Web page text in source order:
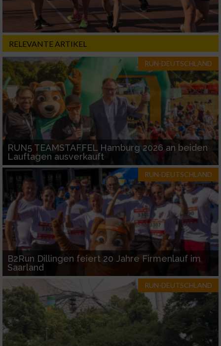
RELEVANTE ARTIKEL
RUN-DEUTSCHLAND
RUN5 TEAMSTAFFEL Hamburg 2026 an beiden
Lauftagen ausverkauft
RUN-DEUTSCHLAND
B2Run Dillingen feiert 20 Jahre Firmenlauf im
Saarland
RUN-DEUTSCHLAND